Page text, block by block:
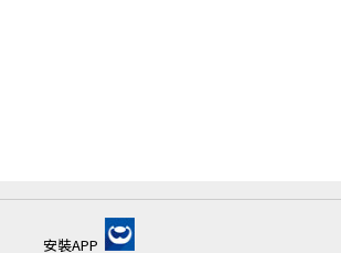
安裝APP